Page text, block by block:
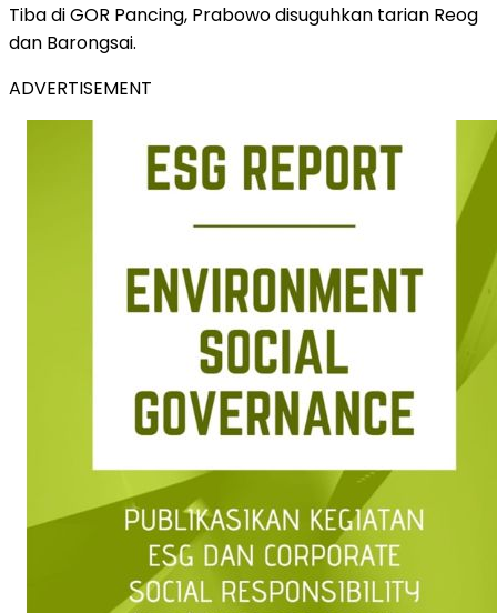
Tiba di GOR Pancing, Prabowo disuguhkan tarian Reog
dan Barongsai.
ADVERTISEMENT